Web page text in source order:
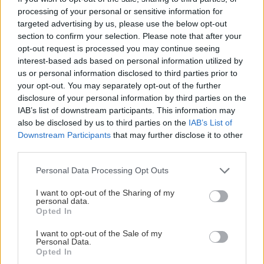
processing of your personal or sensitive information for
targeted advertising by us, please use the below opt-out
section to confirm your selection. Please note that after your
opt-out request is processed you may continue seeing
interest-based ads based on personal information utilized by
us or personal information disclosed to third parties prior to
your opt-out. You may separately opt-out of the further
disclosure of your personal information by third parties on the
IAB’s list of downstream participants. This information may
also be disclosed by us to third parties on the IAB’s List of
Downstream Participants that may further disclose it to other
Personal Data Processing Opt Outs
I want to opt-out of the Sharing of my
personal data.
Opted In
I want to opt-out of the Sale of my
Personal Data.
Opted In
Σαρακήνικο: Παρέμβαση εισαγγελέα μετά την
προσγείωση ελικοπτέρου
08:00
ΓΥΝΑΙΚΑ
Τα Ζώδια της Δευτέρας
07:46
ΟΜΟΡΦΙΑ
Πώς θα πετύχετε το σέξι makeup trend
07:30
ΚΟΣΜΟΣ
για τα Στενά του Ορμούζ: Οι όροι της
Τεχεράνης προς τις ΗΠΑ
ΚΡΗΤΗ
Όλες οι ειδήσεις
ΠΕΡΙΣΣΟΤΕΡΑ
ΣΠΙΤΙ